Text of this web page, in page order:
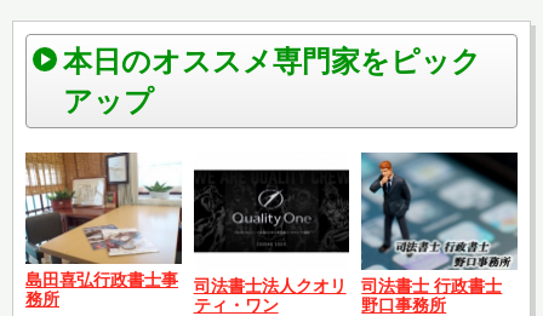
本日のオススメ専門家をピック
アップ
島田喜弘行政書士事
務所
司法書士法人クオリ
ティ・ワン
司法書士 行政書士
野口事務所